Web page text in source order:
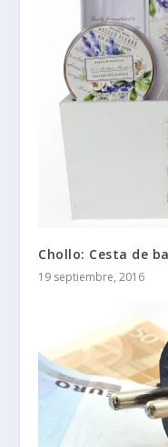
Chollo: Cesta de
19 septiembre, 2016